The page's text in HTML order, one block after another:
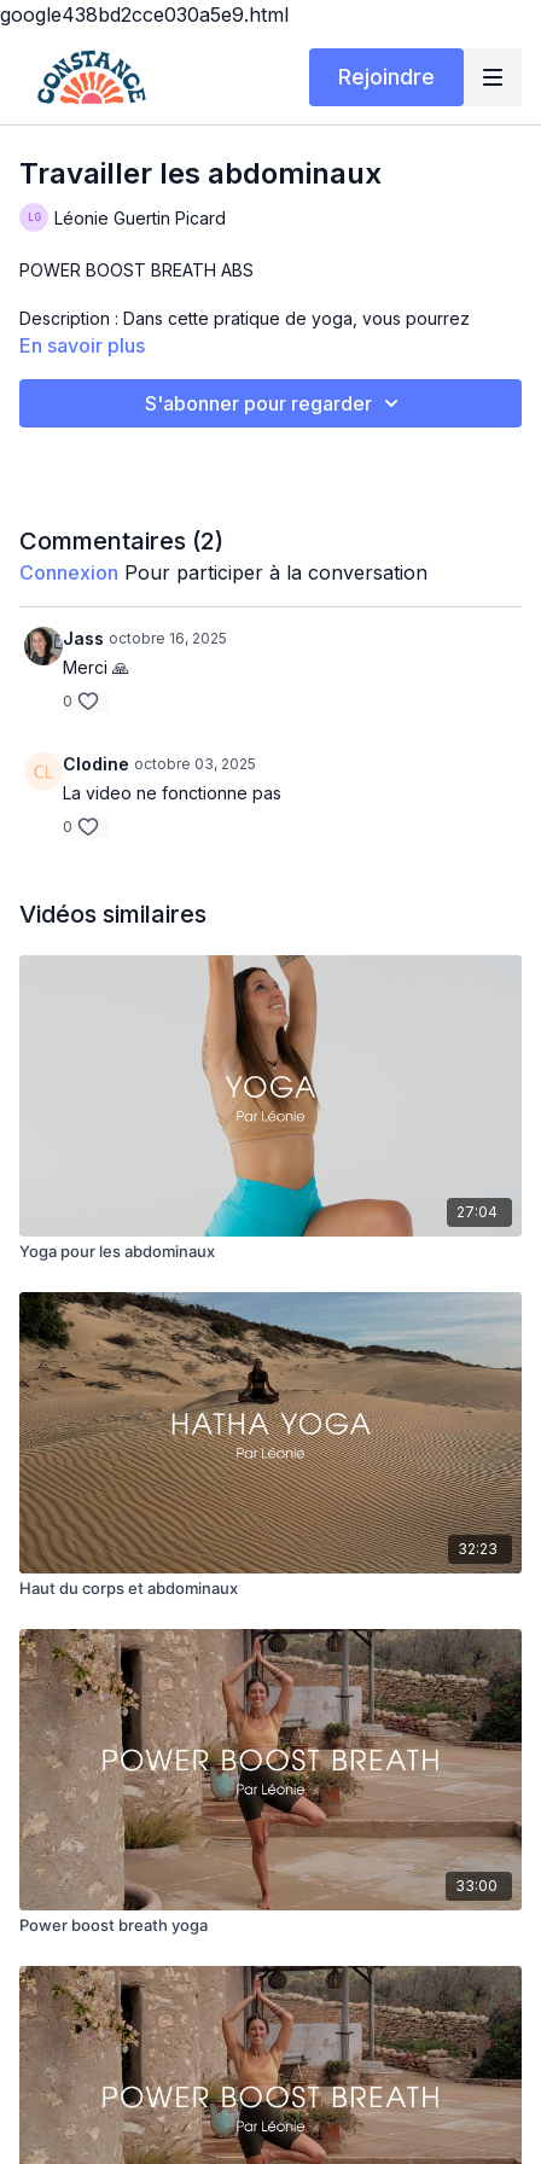
google438bd2cce030a5e9.html
Rejoindre
Travailler les abdominaux
Léonie Guertin Picard
POWER BOOST BREATH ABS
Description : Dans cette pratique de yoga, vous pourrez
travailler vos abdominaux !
En savoir plus
S'abonner pour regarder
Commentaires (2)
Connexion Pour participer à la conversation
Jass octobre 16, 2025
Merci 🙏
0
Clodine octobre 03, 2025
La video ne fonctionne pas
0
Vidéos similaires
27:04
Yoga pour les abdominaux
32:23
Haut du corps et abdominaux
33:00
Power boost breath yoga